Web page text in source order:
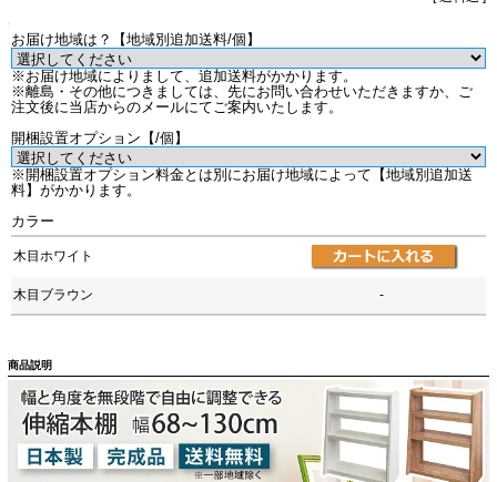
お届け地域は？【地域別追加送料/個】
※お届け地域によりまして、追加送料がかかります。
※離島・その他につきましては、先にお問い合わせいただきますか、ご
注文後に当店からのメールにてご案内いたします。
開梱設置オプション【/個】
※開梱設置オプション料金とは別にお届け地域によって【地域別追加送
料】がかかります。
カラー
木目ホワイト
木目ブラウン -
商品説明